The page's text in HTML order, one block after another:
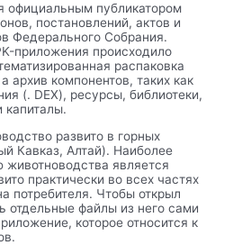
официальным публикатором
постановлений, актов и
Федерального Собрания.
приложения происходило
распаковка
архив компонентов, таких как
(. DEX), ресурсы, библиотеки,
капиталы.
развито в горных
Кавказ, Алтай). Наиболее
животноводства является
практически во всех частях
потребителя. Чтобы открыл
отдельные файлы из него сами
которое относится к